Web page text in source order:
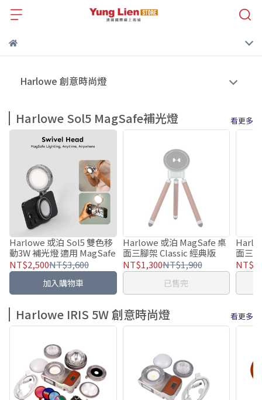
Harlowe 創意時尚燈
Harlowe Sol5 MagSafe補光燈 看更多
Harlowe 或泊 Sol5 雙色移
動3W 補光燈 適用 MagSafe
NT$2,500NT$3,600
加入購物車
Harlowe 或泊 MagSafe 桌
面三腳架 Classic 經典版
NT$1,300NT$1,900
已售完
面三
業版
Harlowe IRIS 5W 創意時尚燈 看更多